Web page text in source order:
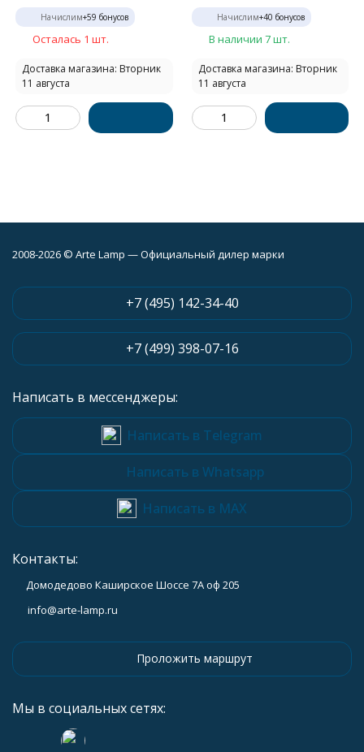
Начислим+59 бонусов
Осталась 1 шт.
Доставка магазина: Вторник
11 августа
Начислим+40 бонусов
В наличии 7 шт.
Доставка магазина: Вторник
11 августа
2008-2026 © Arte Lamp — Официальный дилер марки
+7 (495) 142-34-40
+7 (499) 398-07-16
Написать в мессенджеры:
Написать в Telegram
Написать в Whatsapp
Написать в MAX
Контакты:
Домодедово Каширское Шоссе 7А оф 205
info@arte-lamp.ru
Проложить маршрут
Мы в социальных сетях: